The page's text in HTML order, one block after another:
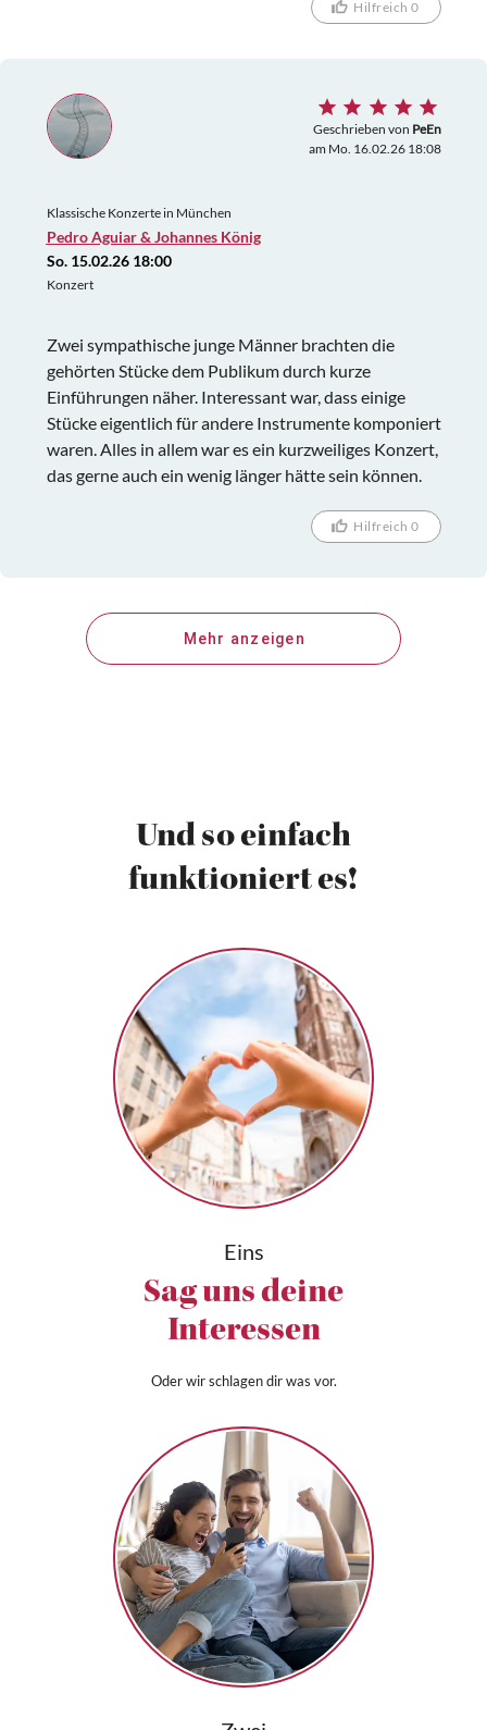
Hilfreich 0
Geschrieben von PeEn
am Mo. 16.02.26 18:08
Klassische Konzerte in München
Pedro Aguiar & Johannes König
So. 15.02.26 18:00
Konzert
Zwei sympathische junge Männer brachten die
gehörten Stücke dem Publikum durch kurze
Einführungen näher. Interessant war, dass einige
Stücke eigentlich für andere Instrumente komponiert
waren. Alles in allem war es ein kurzweiliges Konzert,
das gerne auch ein wenig länger hätte sein können.
Hilfreich 0
Mehr anzeigen
Und so einfach
funktioniert es!
Eins
Sag uns deine
Interessen
Oder wir schlagen dir was vor.